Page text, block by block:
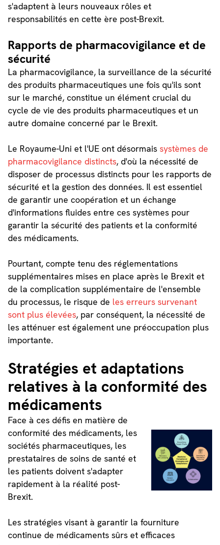
s'adaptent à leurs nouveaux rôles et
responsabilités en cette ère post-Brexit.
Rapports de pharmacovigilance et de
sécurité
La pharmacovigilance, la surveillance de la sécurité
des produits pharmaceutiques une fois qu'ils sont
sur le marché, constitue un élément crucial du
cycle de vie des produits pharmaceutiques et un
autre domaine concerné par le Brexit.
Le Royaume-Uni et l'UE ont désormais systèmes de
pharmacovigilance distincts, d'où la nécessité de
disposer de processus distincts pour les rapports de
sécurité et la gestion des données. Il est essentiel
de garantir une coopération et un échange
d'informations fluides entre ces systèmes pour
garantir la sécurité des patients et la conformité
des médicaments.
Pourtant, compte tenu des réglementations
supplémentaires mises en place après le Brexit et
de la complication supplémentaire de l'ensemble
du processus, le risque de les erreurs survenant
sont plus élevées, par conséquent, la nécessité de
les atténuer est également une préoccupation plus
importante.
Stratégies et adaptations
relatives à la conformité des
médicaments
Face à ces défis en matière de
conformité des médicaments, les
sociétés pharmaceutiques, les
prestataires de soins de santé et
les patients doivent s'adapter
rapidement à la réalité post-
Brexit.
Les stratégies visant à garantir la fourniture
continue de médicaments sûrs et efficaces